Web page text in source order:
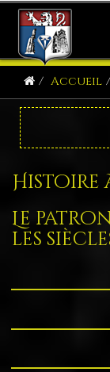
Accueil
Histoire
Le
les